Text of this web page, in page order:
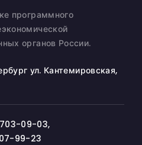
программного
органов России.
ул. Кантемировская,
09-03,
99-23